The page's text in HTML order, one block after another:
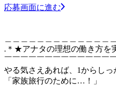
応募画面に進む
.＊★アナタの理想の働き方を
￣￣￣￣￣￣￣￣￣￣￣￣￣
やる気さえあれば、1からし
「家族旅行のために…！」